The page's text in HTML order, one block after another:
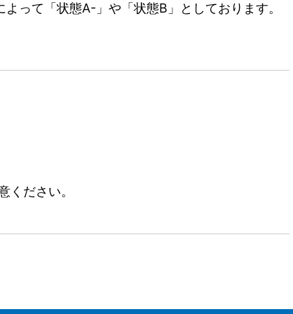
って「状態A-」や「状態B」としております。
ださい。